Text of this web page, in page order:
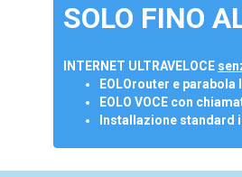
SOLO FINO
INTERNET ULTRAVELOCE
EOLOrouter e parabola
EOLO VOCE con
Installazione standard